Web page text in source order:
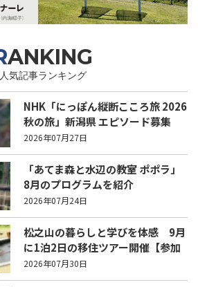
RANKING
人気記事ランキング
NHK「にっぽん縦断こころ旅 2026
秋の旅」新潟県 エピソード募集
中！
2026年07月27日
「あてま森と水辺の教室 ポポラ」
8月のプログラムを紹介
2026年07月24日
松之山の暮らしと学びを体感 9月
に1泊2日の移住ツアー開催【参加
家族募集】
2026年07月30日